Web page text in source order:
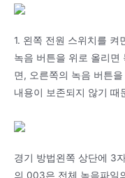
1. 왼쪽 전원 스위치를 켜
녹음 버튼을 위로 올리면
면, 오른쪽의 녹음 버튼
내용이 보존되지 않기 때
경기 방법왼쪽 상단에 3
의 003은 전체 녹음파일